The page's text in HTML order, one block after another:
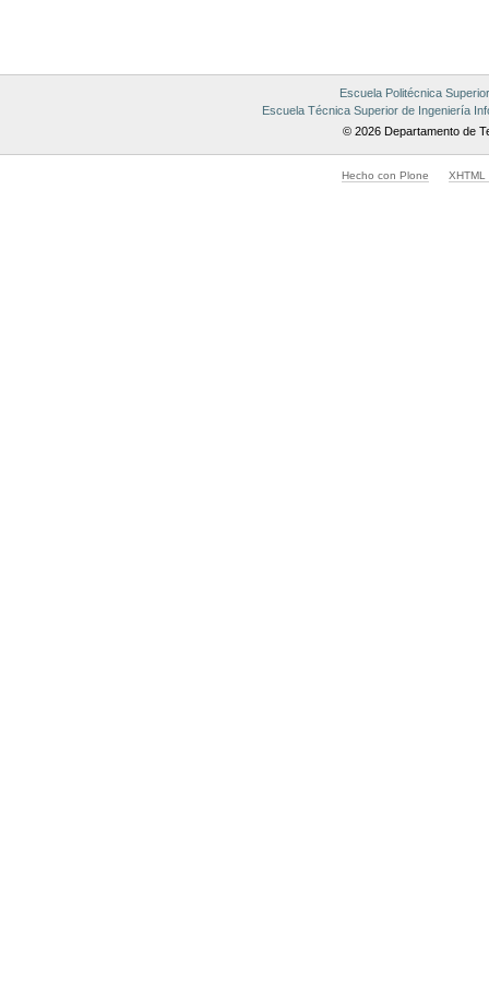
Escuela Politécnica Superior
Escuela Técnica Superior de Ingeniería
© 2026 Departamento de
Hecho con Plone XHTML